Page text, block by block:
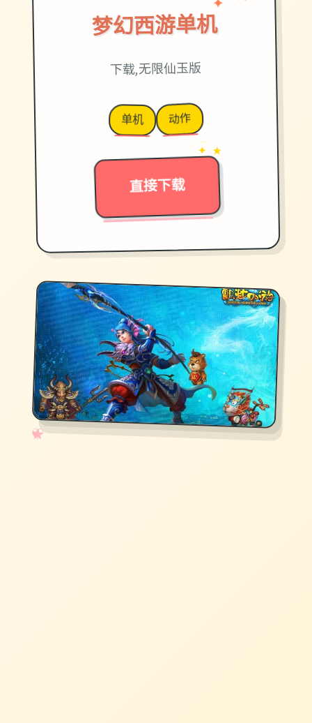
梦幻西游单机
下载,无限仙玉版
单机 动作
直接下载
→
✦ ★
✧
♡
★
♥